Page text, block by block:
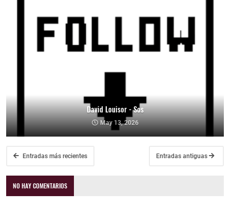
David Louisor - Sos
May 13, 2026
Entradas más recientes Entradas antiguas
NO HAY COMENTARIOS